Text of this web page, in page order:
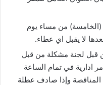
(الخامسة) من مساء يوم
قبل لجنة مشكلة من قبل
ادارية في تمام الساعة
المناقصة وإذا صادف عطلة